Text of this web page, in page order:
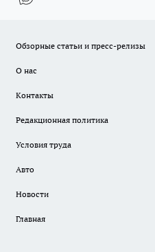
Обзорные статьи и пресс-релизы
О нас
Контакты
Редакционная политика
Условия труда
Авто
Новости
Главная